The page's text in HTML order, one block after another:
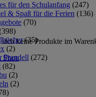
keine Produkte im
Shop
für den Schulanfang (247)
& Spaß für die Ferien (136)
(70)
(35)
(2)
Prandell (272)
(82)
(2)
(2)